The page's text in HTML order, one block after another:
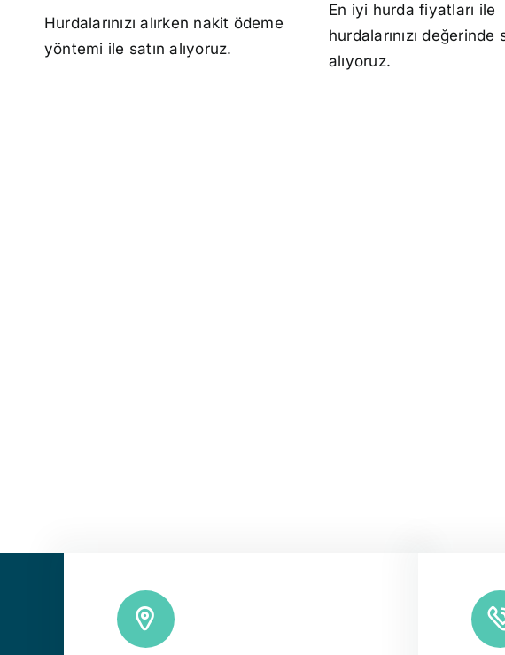
Hurdalarınızı alırken nakit ödeme
yöntemi ile satın alıyoruz.
En iyi hurda fiyatları ile
hurdalarınızı değerinde
alıyoruz.